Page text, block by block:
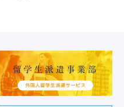
お問い合わせ